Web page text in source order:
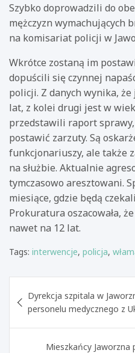
Szybko doprowadzili do
mężczyzn wymachujących
na komisariat policji w
Wkrótce zostaną im
dopuścili się czynnej
policji. Z danych wynika, że
lat, z kolei drugi jest w
przedstawili raport
postawić zarzuty. Są
funkcjonariuszy, ale także
na służbie. Aktualnie
tymczasowo aresztowani.
miesiące, gdzie będą
Prokuratura oszacowała,
nawet na 12 lat.
Tags: interwencje, policja,
wpisu
Dyrekcja szpitala w
personelu medycznego z
Mieszkańcy